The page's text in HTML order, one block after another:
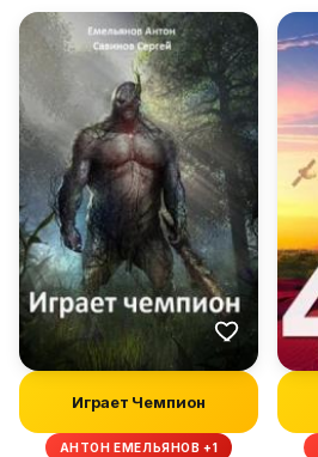
Играет Чемпион
АНТОН ЕМЕЛЬЯНОВ +1